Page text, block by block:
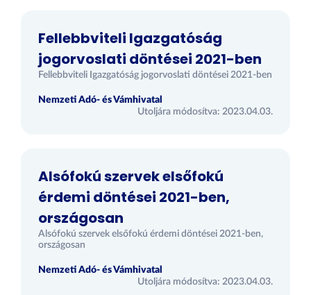
Fellebbviteli Igazgatóság
jogorvoslati döntései 2021-ben
Fellebbviteli Igazgatóság jogorvoslati döntései 2021-ben
Nemzeti Adó- és Vámhivatal
Utoljára módosítva: 2023.04.03.
Alsófokú szervek elsőfokú
érdemi döntései 2021-ben,
országosan
Alsófokú szervek elsőfokú érdemi döntései 2021-ben,
országosan
Nemzeti Adó- és Vámhivatal
Utoljára módosítva: 2023.04.03.